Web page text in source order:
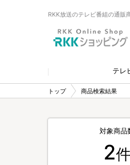
RKK放送のテレビ番組の通販
テレ
トップ 商品検索結果
対象商品
2件